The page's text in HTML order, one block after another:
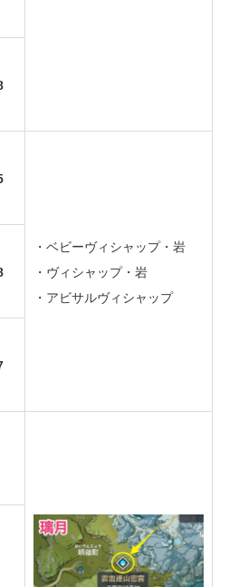
・ベビーヴィシャップ・岩
・ヴィシャップ・岩
・アビサルヴィシャップ